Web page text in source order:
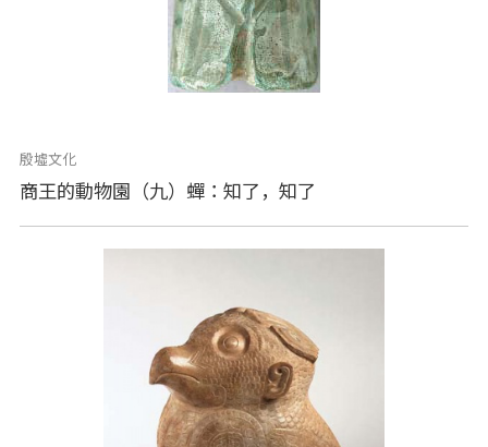
殷墟文化
商王的動物園（九）蟬：知了，知了